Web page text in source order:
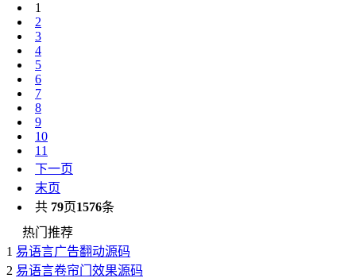
1
2
3
4
5
6
7
8
9
10
11
下一页
末页
共 79页1576条
热门推荐
1 易语言广告翻动源码
2 易语言卷帘门效果源码